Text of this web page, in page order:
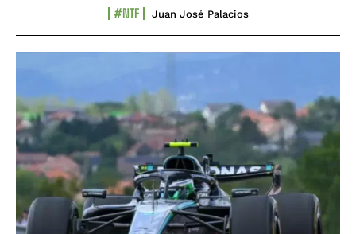
#NTF Juan José Palacios